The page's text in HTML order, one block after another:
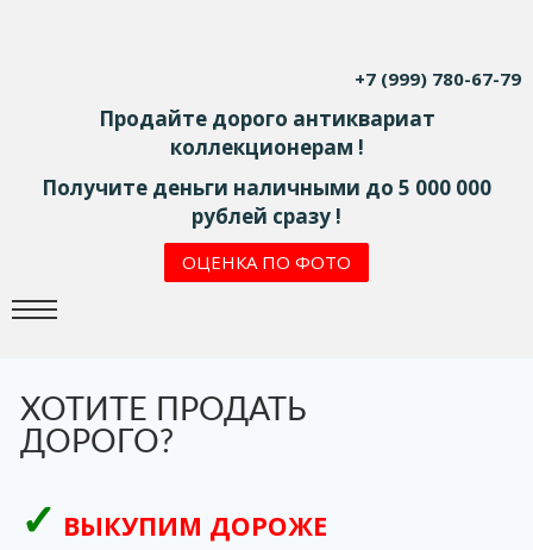
+7 (999) 780-67-79
Продайте дорого антиквариат
коллекционерам !
Получите деньги наличными до 5 000 000
рублей сразу !
ОЦЕНКА ПО ФОТО
ХОТИТЕ ПРОДАТЬ
ДОРОГО?
ВЫКУПИМ ДОРОЖЕ